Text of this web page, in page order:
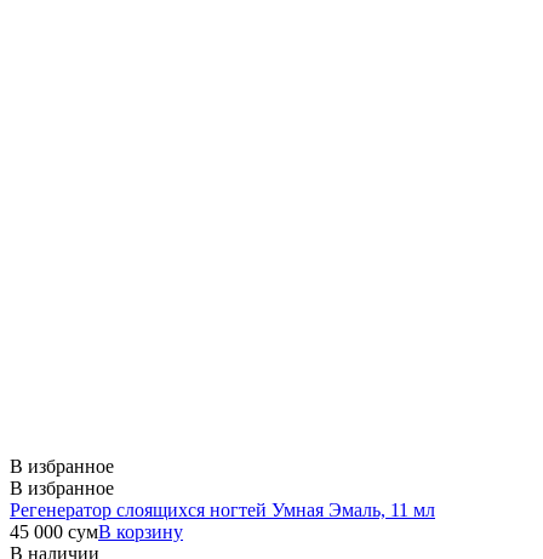
В избранное
В избранное
Регенератор слоящихся ногтей Умная Эмаль, 11 мл
45 000 сумВ корзину
В наличии